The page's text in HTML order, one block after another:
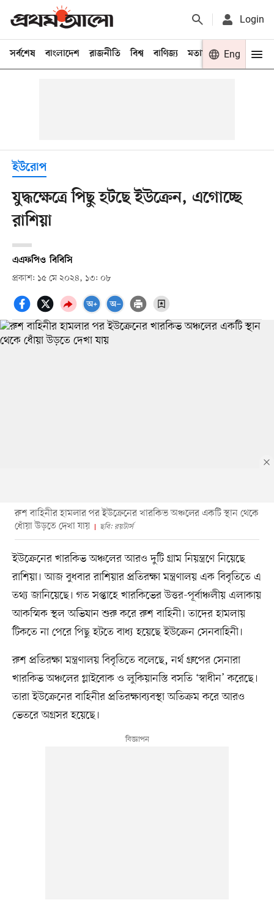
Login
সর্বশেষ বাংলাদেশ রাজনীতি বিশ্ব বাণিজ্য মতামত খেলা
Eng
ইউরোপ
যুদ্ধক্ষেত্রে পিছু হটছে ইউক্রেন, এগোচ্ছে
রাশিয়া
এএফপিও বিবিসি
প্রকাশ: ১৫ মে ২০২৪, ১৩: ০৮
রুশ বাহিনীর হামলার পর ইউক্রেনের খারকিভ অঞ্চলের একটি স্থান থেকে
ধোঁয়া উড়তে দেখা যায়
ছবি: রয়টার্স
ইউক্রেনের খারকিভ অঞ্চলের আরও দুটি গ্রাম নিয়ন্ত্রণে নিয়েছে
রাশিয়া। আজ বুধবার রাশিয়ার প্রতিরক্ষা মন্ত্রণালয় এক বিবৃতিতে এ
তথ্য জানিয়েছে। গত সপ্তাহে খারকিভের উত্তর-পূর্বাঞ্চলীয় এলাকায়
আকস্মিক স্থল অভিযান শুরু করে রুশ বাহিনী। তাদের হামলায়
টিকতে না পেরে পিছু হটতে বাধ্য হয়েছে ইউক্রেন সেনবাহিনী।
রুশ প্রতিরক্ষা মন্ত্রণালয় বিবৃতিতে বলেছে, নর্থ গ্রুপের সেনারা
খারকিভ অঞ্চলের গ্লাইবোক ও লুকিয়ানস্তি বসতি ‘স্বাধীন’ করেছে।
তারা ইউক্রেনের বাহিনীর প্রতিরক্ষাব্যবস্থা অতিক্রম করে আরও
ভেতরে অগ্রসর হয়েছে।